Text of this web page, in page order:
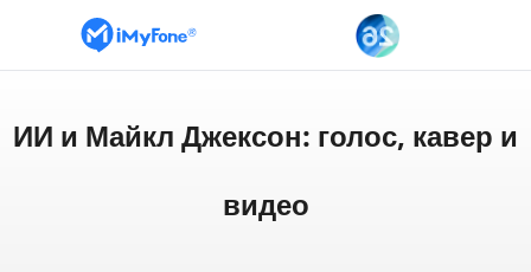
ИИ и Майкл Джексон: голос, кавер и
видео